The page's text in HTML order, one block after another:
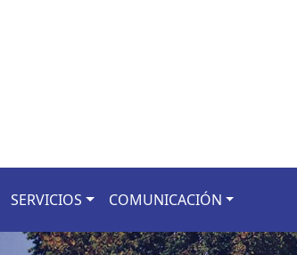
SERVICIOS COMUNICACIÓN